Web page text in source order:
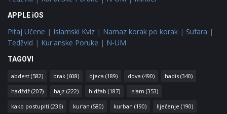
APPLE iOS
Pitaj Učene | Islamski Kviz | Namaz korak po korak | Sufara |
Tedžvid | Kur'anske Poruke | N-UM
TAGOVI
abdest (582) brak (608) djeca (189) dova (490) hadis (340)
hadždž (207) hajz (222) hidžab (187) islam (353)
kako postupiti (236) kur'an (580) kurban (190) liječenje (190)